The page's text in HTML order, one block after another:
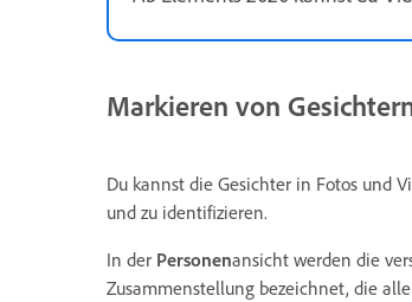
Markieren von
Du kannst die Gesichter in Fotos und
und zu identifizieren.
In der Personenansicht werden die
Zusammenstellung bezeichnet, die